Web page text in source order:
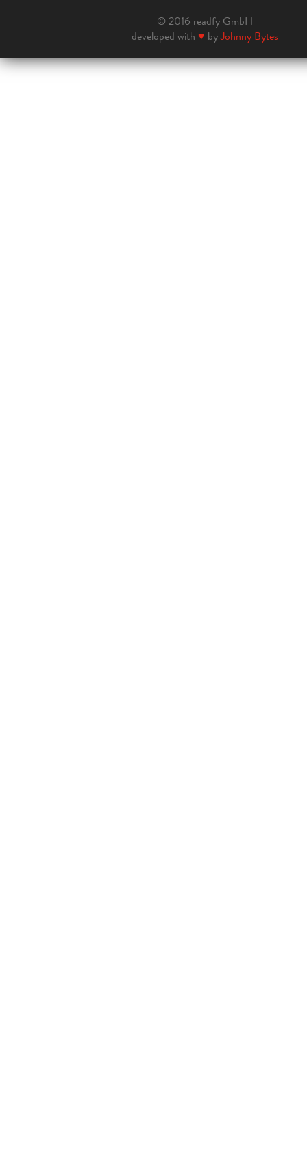
© 2016 readfy GmbH
developed with ♥ byJohnny Bytes